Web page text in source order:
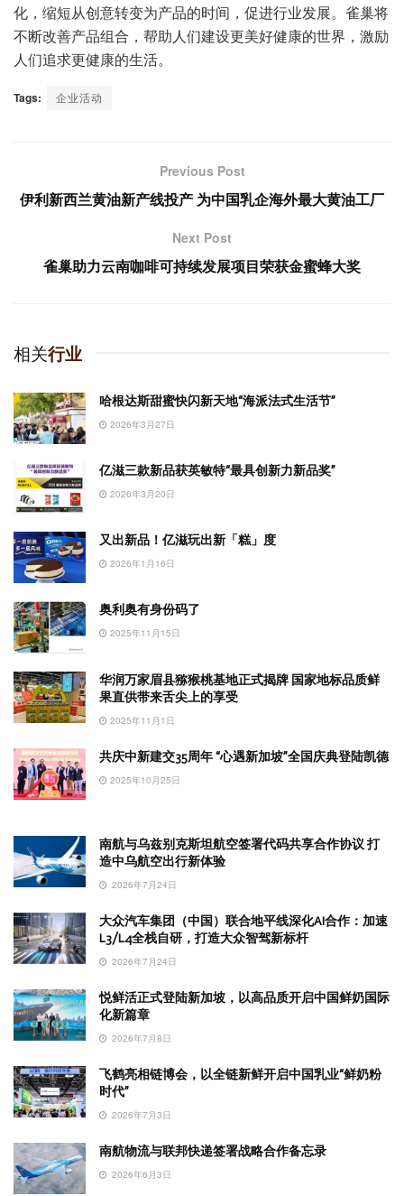
化，缩短从创意转变为产品的时间，促进行业发展。雀巢将
不断改善产品组合，帮助人们建设更美好健康的世界，激励
人们追求更健康的生活。
Tags: 企业活动
Previous Post
伊利新西兰黄油新产线投产 为中国乳企海外最大黄油工厂
Next Post
雀巢助力云南咖啡可持续发展项目荣获金蜜蜂大奖
相关行业
哈根达斯甜蜜快闪新天地“海派法式生活节”
2026年3月27日
亿滋三款新品获英敏特“最具创新力新品奖”
2026年3月20日
又出新品！亿滋玩出新「糕」度
2026年1月16日
奥利奥有身份码了
2025年11月15日
华润万家眉县猕猴桃基地正式揭牌 国家地标品质鲜
果直供带来舌尖上的享受
2025年11月1日
共庆中新建交35周年 “心遇新加坡”全国庆典登陆凯德
2025年10月25日
南航与乌兹别克斯坦航空签署代码共享合作协议 打
造中乌航空出行新体验
2026年7月24日
大众汽车集团（中国）联合地平线深化AI合作：加速
L3/L4全栈自研，打造大众智驾新标杆
2026年7月24日
悦鲜活正式登陆新加坡，以高品质开启中国鲜奶国际
化新篇章
2026年7月8日
飞鹤亮相链博会，以全链新鲜开启中国乳业“鲜奶粉
时代”
2026年7月3日
南航物流与联邦快递签署战略合作备忘录
2026年6月3日